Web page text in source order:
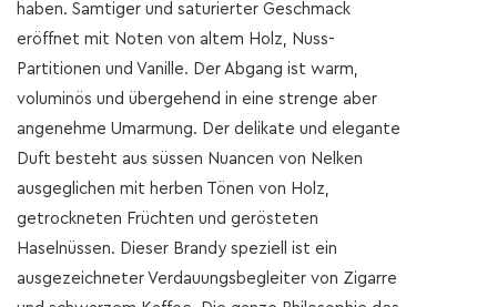
haben. Samtiger und saturierter Geschmack
eröffnet mit Noten von altem Holz, Nuss-
Partitionen und Vanille. Der Abgang ist warm,
voluminös und übergehend in eine strenge aber
angenehme Umarmung. Der delikate und elegante
Duft besteht aus süssen Nuancen von Nelken
ausgeglichen mit herben Tönen von Holz,
getrockneten Früchten und gerösteten
Haselnüssen. Dieser Brandy speziell ist ein
ausgezeichneter Verdauungsbegleiter von Zigarre